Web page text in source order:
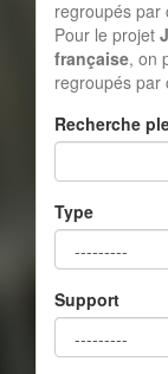
regroupés par
Pour le projet
française, on
regroupés par
Recherche
Type
Support